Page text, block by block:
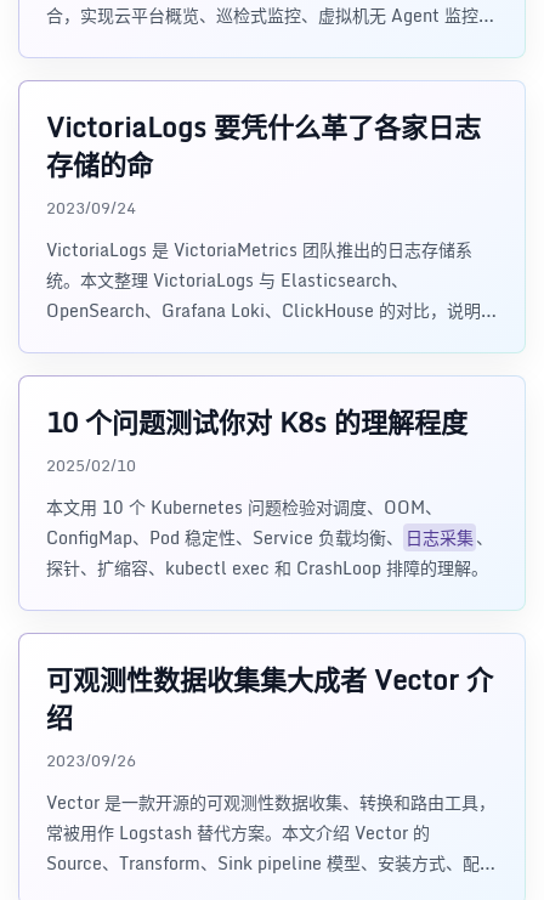
合，实现云平台概览、巡检式监控、虚拟机无 Agent 监控、
规模 500+ 云节点、3000+ 虚拟机、240+ 告警规则。含选
型对比、架构设计与实施建议。
VictoriaLogs 要凭什么革了各家日志
存储的命
2023/09/24
VictoriaLogs 是 VictoriaMetrics 团队推出的日志存储系
统。本文整理 VictoriaLogs 与 Elasticsearch、
OpenSearch、Grafana Loki、ClickHouse 的对比，说明它
的取舍。
10 个问题测试你对 K8s 的理解程度
2025/02/10
本文用 10 个 Kubernetes 问题检验对调度、OOM、
ConfigMap、Pod 稳定性、Service 负载均衡、 日志采集、
探针、扩缩容、kubectl exec 和 CrashLoop 排障的理解。
可观测性数据收集集大成者 Vector 介
绍
2023/09/26
Vector 是一款开源的可观测性数据收集、转换和路由工具，
常被用作 Logstash 替代方案。本文介绍 Vector 的
Source、Transform、Sink pipeline 模型、安装方式、配置